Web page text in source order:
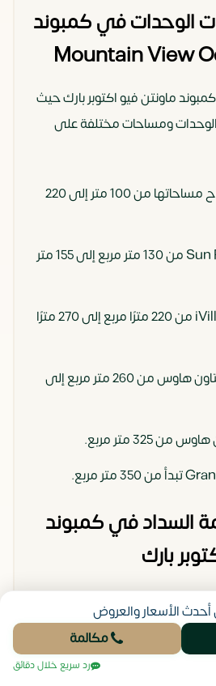
الوحدات في كمبوند
Mountain View
ماونتن فيو اكتوبر بارك حيث
ومساحات مختلفة على
شقق سكنية تتراوح مساحاتها من 100 متر إلى 220
تبلغ مساحة Sun Roof من 130 متر مربع إلى 155 متر
تتراوح مساحة iVillas من 220 مترًا مربع إلى 270 مترًا
تتراوح مساحات التاون هاوس من 260 متر مربع إلى
325 متر مربع.
السداد في كمبوند
بارك
بالكامل
ولكن مشاريع ماونتن فيو في 6 اكتوبر لم تنتهى بعد تواصل
اسعار مشاريع ماونتن فيو
الأسعار والعروض
مكالمة
رد سريع خلال دقائق